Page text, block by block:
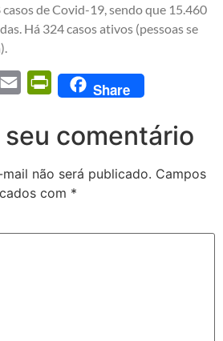
de Covid-19, sendo que 15.460
Há 324 casos ativos (pessoas se
Email PrintFriendly
Share
comentário
não será publicado. Campos
com *